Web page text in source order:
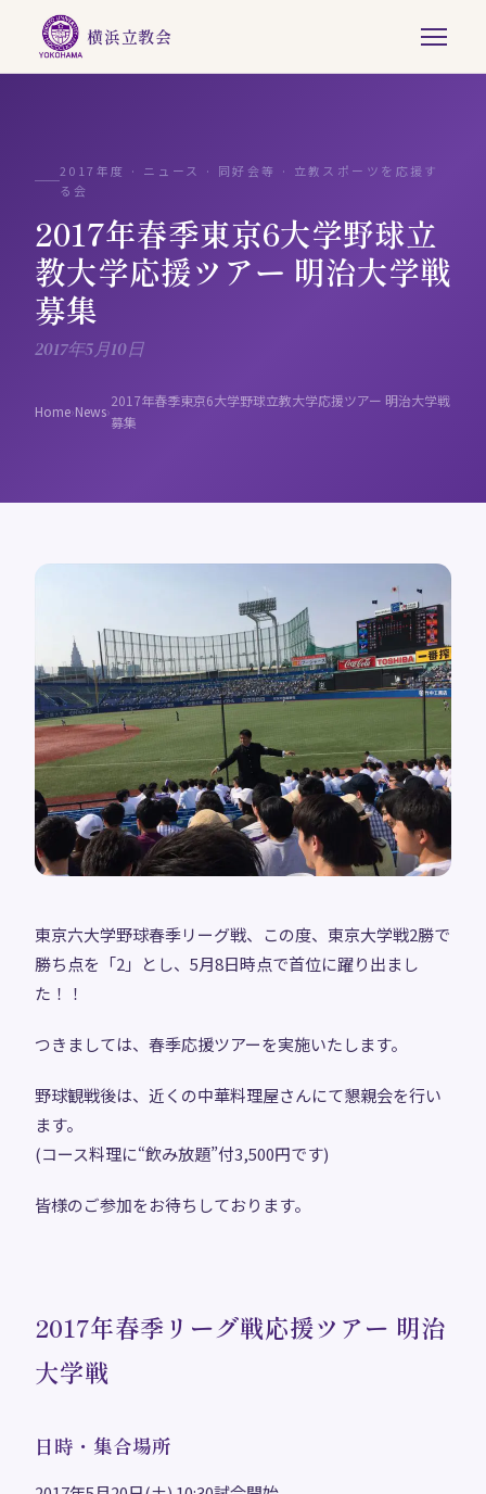
横浜立教会
2017年度 · ニュース · 同好会等 · 立教スポーツを応援す
る会
2017年春季東京6大学野球立
教大学応援ツアー 明治大学戦
募集
2017年5月10日
Home›News›
2017年春季東京6大学野球立教大学応援ツアー 明治大学戦
募集
東京六大学野球春季リーグ戦、この度、東京大学戦2勝で
勝ち点を「2」とし、5月8日時点で首位に躍り出まし
た！！
つきましては、春季応援ツアーを実施いたします。
野球観戦後は、近くの中華料理屋さんにて懇親会を行い
ます。
(コース料理に“飲み放題”付3,500円です)
皆様のご参加をお待ちしております。
2017年春季リーグ戦応援ツアー 明治
大学戦
日時・集合場所